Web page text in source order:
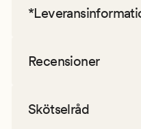
Recensioner
Skötselråd